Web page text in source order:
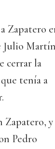
Zapatero
Julio
cerrar la
tenía a
Zapatero, y
Pedro